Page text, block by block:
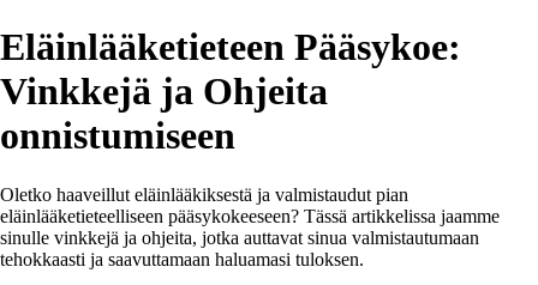
Eläinlääketieteen Pääsykoe:
Vinkkejä ja Ohjeita
onnistumiseen
Oletko haaveillut eläinlääkiksestä ja valmistaudut pian
eläinlääketieteelliseen pääsykokeeseen? Tässä artikkelissa jaamme
sinulle vinkkejä ja ohjeita, jotka auttavat sinua valmistautumaan
tehokkaasti ja saavuttamaan haluamasi tuloksen.